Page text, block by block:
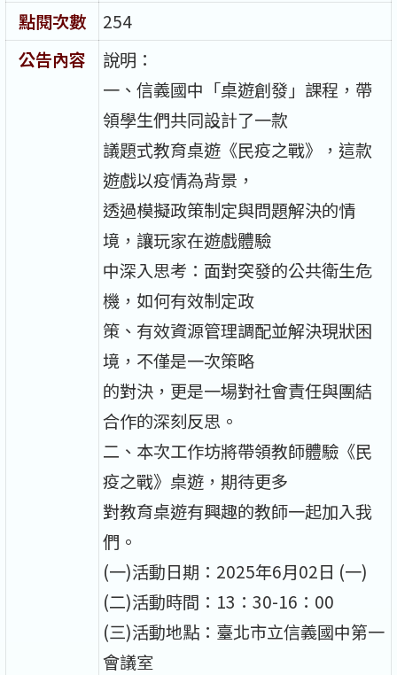
點閱次數
254
公告內容
說明：
一、信義國中「桌遊創發」課程，帶
領學生們共同設計了一款
議題式教育桌遊《民疫之戰》，這款
遊戲以疫情為背景，
透過模擬政策制定與問題解決的情
境，讓玩家在遊戲體驗
中深入思考：面對突發的公共衛生危
機，如何有效制定政
策、有效資源管理調配並解決現狀困
境，不僅是一次策略
的對決，更是一場對社會責任與團結
合作的深刻反思。
二、本次工作坊將帶領教師體驗《民
疫之戰》桌遊，期待更多
對教育桌遊有興趣的教師一起加入我
們。
(一)活動日期：2025年6月02日 (一)
(二)活動時間：13：30-16：00
(三)活動地點：臺北市立信義國中第一
會議室